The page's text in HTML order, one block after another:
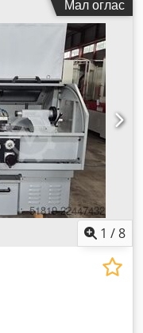
Мал оглас
1 /8